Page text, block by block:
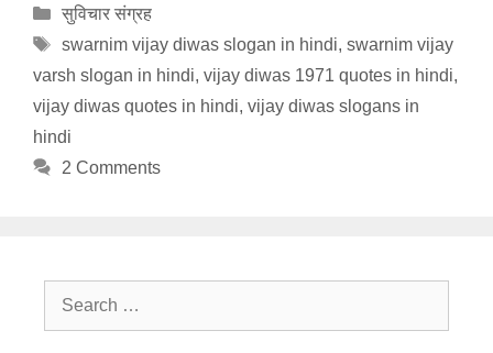
Categories
सुविचार संग्रह
Tags
swarnim vijay diwas slogan in hindi, swarnim vijay
varsh slogan in hindi, vijay diwas 1971 quotes in hindi,
vijay diwas quotes in hindi, vijay diwas slogans in
hindi
2 Comments
Search